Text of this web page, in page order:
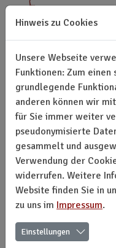
Direkt zur Hauptnavigation
Direkt zum Inhalt springen
Archiv
Keine Nachrichten
Hinweis zu Cookies
Unsere Webseite
Funktionen: Zum
grundlegende
anderen können wir
für Sie immer weiter
pseudonymisierte
gesammelt und
Verwendung der
widerrufen. Weitere
Website finden Sie in
zu uns im Impressum.
Einstellungen